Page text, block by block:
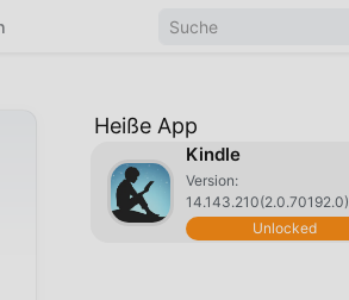
Heiße App
Kindle
Version:
14.143.210(2.0.70192.0)
Unlocked